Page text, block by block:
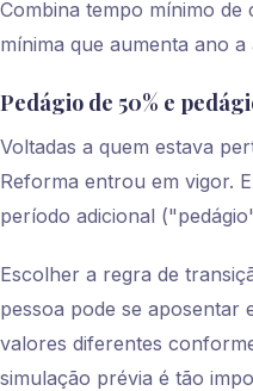
Combina tempo mínimo de
mínima que aumenta ano a
Pedágio de 50% e
Voltadas a quem estava
Reforma entrou em vigor.
período adicional
Escolher a regra de
pessoa pode se aposentar
valores diferentes
simulação prévia é tão